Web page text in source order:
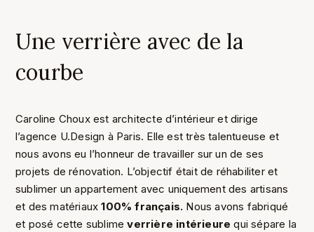
Une verrière avec de la
courbe
Caroline Choux est architecte d’intérieur et dirige
l’agence U.Design à Paris. Elle est très talentueuse et
nous avons eu l’honneur de travailler sur un de ses
projets de rénovation. L’objectif était de réhabiliter et
sublimer un appartement avec uniquement des artisans
et des matériaux100% français. Nous avons fabriqué
et posé cette sublimeverrière intérieure qui sépare la